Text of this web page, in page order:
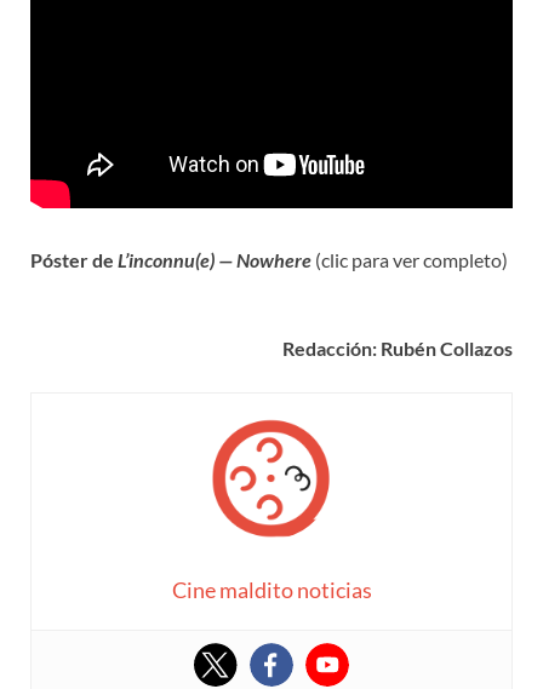
Póster de L’inconnu(e) — Nowhere (clic para ver completo)
Redacción: Rubén Collazos
Cine maldito noticias